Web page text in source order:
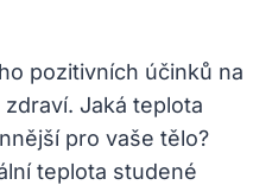
pozitivních účinků na
Jaká teplota
pro vaše tělo?
teplota studené